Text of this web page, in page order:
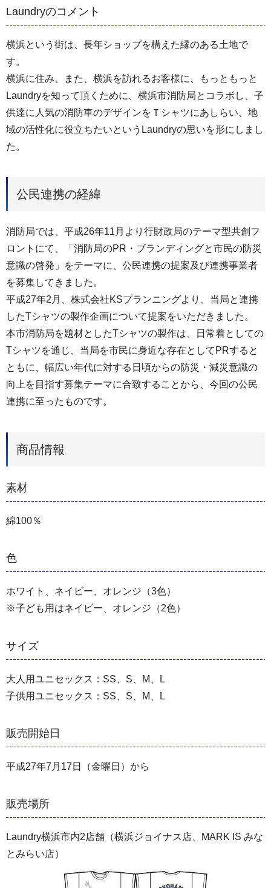
Laundryのコメント
横浜という街は、長年ショップを構えた縁のある土地で
す。
横浜に住み、また、横浜を訪れるお客様に、もっともっと
Laundryを知って頂くために、横浜市消防局とコラボし、子
供達に人気の消防車のデザインをＴシャツにあしらい、地
域の活性化に役立ちたいというLaundryの思いを形にしまし
た。
公民連携の経緯
消防局では、平成26年11月より行財政局のテーマ型共創フ
ロントにて、「消防局のPR・ブランディングと市民の防災
意識の啓発」をテーマに、公民連携の提案及び連携事業者
を募集してきました。
平成27年2月、株式会社KSプランニングより、当局と連携
したTシャツの製作企画について提案をいただきました。
本市消防局を題材としたTシャツの製作は、日常着としての
Tシャツを通じ、当局を市民に身近な存在としてPRすると
ともに、幅広い年代に対する日頃からの防災・減災意識の
向上を目指す募集テーマに合致することから、今回の公民
連携に至ったものです。
商品情報
素材
綿100％
色
ホワイト、ネイビー、オレンジ（3色）
※子ども用はネイビー、オレンジ（2色）
サイズ
大人用ユニセックス：SS、S、M、L
子供用ユニセックス：SS、S、M、L
販売開始日
平成27年7月17日（金曜日）から
販売場所
Laundry横浜市内2店舗（横浜ジョイナス店、MARK IS みな
とみらい店）